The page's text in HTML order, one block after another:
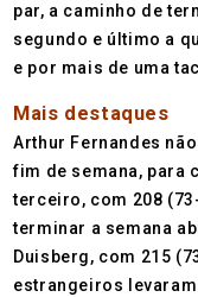
par, a caminho de
segundo e último a
e por mais de uma
Mais destaques
Arthur Fernandes
fim de semana, para
terceiro, com 208
terminar a semana
Duisberg, com 215
estrangeiros